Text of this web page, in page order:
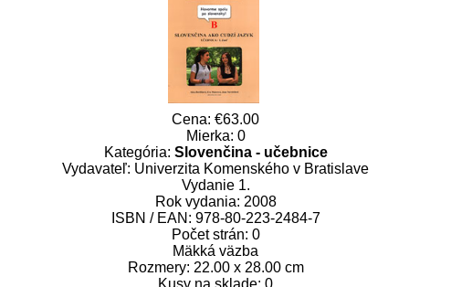
Cena:
63.00
Mierka: 0
Kategória: Slovenčina - učebnice
Vydavateľ: Univerzita Komenského v Bratislave
Vydanie 1.
Rok vydania: 2008
ISBN / EAN: 978-80-223-2484-7
Počet strán: 0
Mäkká väzba
Rozmery: 22.00 x 28.00 cm
Kusy na sklade: 0